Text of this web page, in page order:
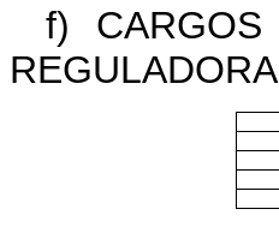
f) CARGOS